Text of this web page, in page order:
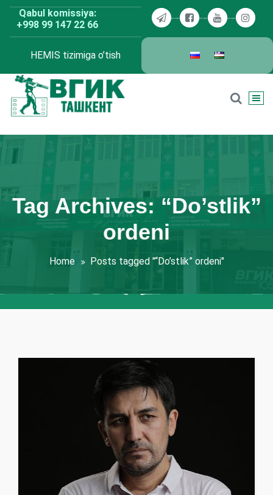
Skip
content
Qabul komissiya:
+998 99 147 22 66
HEMIS tizimiga o’tish
Tag Archives: “Do’stlik”
ordeni
Home Posts tagged "“Do’stlik” ordeni"